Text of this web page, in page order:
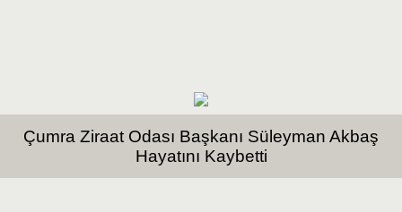
Çumra Ziraat Odası Başkanı Süleyman Akbaş
Hayatını Kaybetti